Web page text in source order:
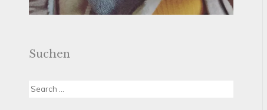
Suchen
Search